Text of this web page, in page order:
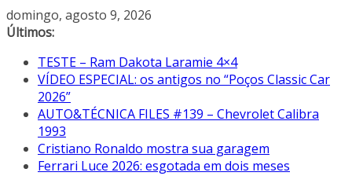
Pular
para
conteúdo
domingo, agosto 9, 2026
Últimos:
TESTE – Ram Dakota Laramie 4×4
VÍDEO ESPECIAL: os antigos no “Poços Classic Car
2026”
AUTO&TÉCNICA FILES #139 – Chevrolet Calibra
1993
Cristiano Ronaldo mostra sua garagem
Ferrari Luce 2026: esgotada em dois meses